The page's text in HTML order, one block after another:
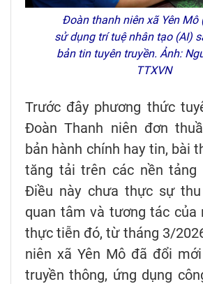
Đoàn thanh niên xã Yên Mô
sử dụng trí tuệ nhân tạo (AI)
bản tin tuyên truyền. Ảnh:
TTXVN
Trước đây phương thức
Đoàn Thanh niên đơn
bản hành chính hay tin, bài
tăng tải trên các nền tảng
Điều này chưa thực sự
quan tâm và tương tác của
thực tiễn đó, từ tháng 3/
niên xã Yên Mô đã đổi
truyền thông, ứng dụng